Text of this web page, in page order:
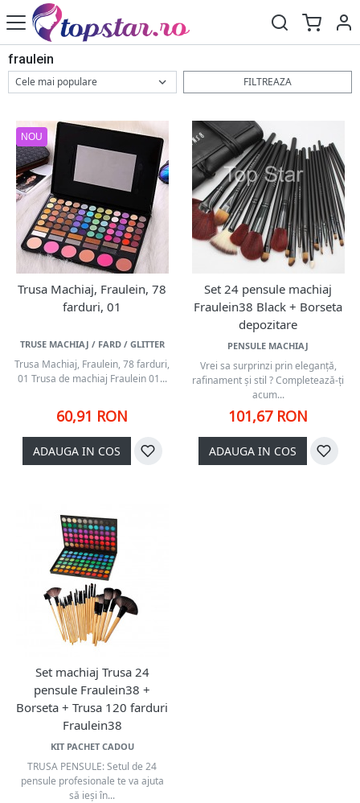
fraulein
FILTREAZA
NOU
Trusa Machiaj, Fraulein, 78
farduri, 01
TRUSE MACHIAJ / FARD / GLITTER
Trusa Machiaj, Fraulein, 78 farduri,
01 Trusa de machiaj Fraulein 01...
60,91 RON
ADAUGA IN COS
Set 24 pensule machiaj
Fraulein38 Black + Borseta
depozitare
PENSULE MACHIAJ
Vrei sa surprinzi prin eleganţă,
rafinament şi stil ? Completează-ţi
acum...
101,67 RON
ADAUGA IN COS
Set machiaj Trusa 24
pensule Fraulein38 +
Borseta + Trusa 120 farduri
Fraulein38
KIT PACHET CADOU
TRUSA PENSULE: Setul de 24
pensule profesionale te va ajuta
să ieşi în...